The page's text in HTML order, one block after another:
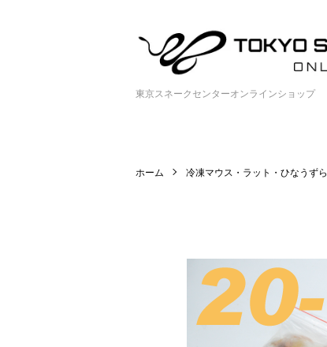
東京スネークセンターオンラインショップ
ホーム 冷凍マウス・ラット・ひなうずら